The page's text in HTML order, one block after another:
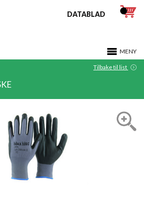
MENY
DATABLAD
Tilbake til list